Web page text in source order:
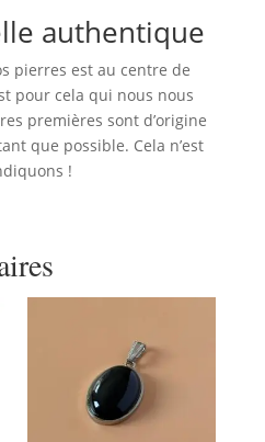
authentique
pierres est au centre de
pour cela qui nous nous
premières sont d’origine
que possible. Cela n’est
!